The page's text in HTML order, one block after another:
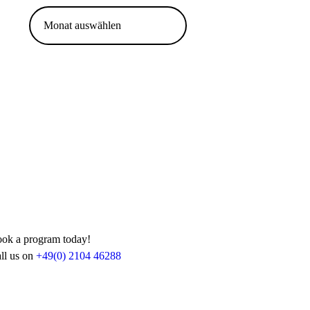
Archiv
a program today!
us on +49(0) 2104 46288